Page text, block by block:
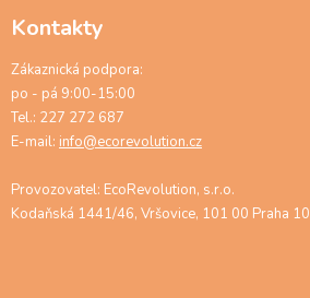
Kontakty
Zákaznická podpora:
po - pá 9:00-15:00
Tel.: 227 272 687
E-mail: info@ecorevolution.cz
Provozovatel: EcoRevolution, s.r.o.
Kodaňská 1441/46, Vršovice, 101 00 Praha 10